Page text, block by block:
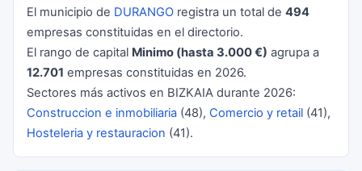
El municipio de DURANGO registra un total de 494
empresas constituidas en el directorio.
El rango de capital Minimo (hasta 3.000 €) agrupa a
12.701 empresas constituidas en 2026.
Sectores más activos en BIZKAIA durante 2026:
Construccion e inmobiliaria (48), Comercio y retail (41),
Hosteleria y restauracion (41).